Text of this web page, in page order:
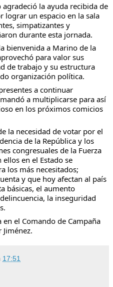
la ayuda recibida de
lograr un espacio en la sala
simpatizantes y
durante esta jornada.
bienvenida a Marino de la
para valor sus
de trabajo y su estructura
organización política.
a continuar
a multiplicarse para así
en los próximos comicios
la necesidad de votar por el
de la República y los
congresuales de la Fuerza
en el Estado se
los más necesitados;
y que hoy afectan al país
básicas, el aumento
la inseguridad
en el Comando de Campaña
17:51